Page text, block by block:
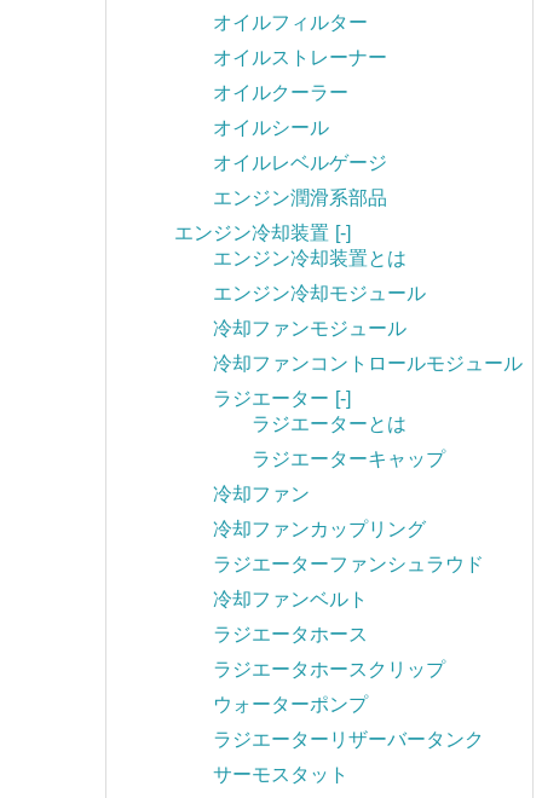
オイルフィルター
オイルストレーナー
オイルクーラー
オイルシール
オイルレベルゲージ
エンジン潤滑系部品
エンジン冷却装置 [-]
エンジン冷却装置とは
エンジン冷却モジュール
冷却ファンモジュール
冷却ファンコントロールモジュール
ラジエーター [-]
ラジエーターとは
ラジエーターキャップ
冷却ファン
冷却ファンカップリング
ラジエーターファンシュラウド
冷却ファンベルト
ラジエータホース
ラジエータホースクリップ
ウォーターポンプ
ラジエーターリザーバータンク
サーモスタット